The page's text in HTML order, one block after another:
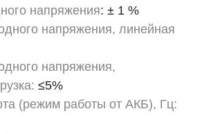
напряжения: ± 1 %
напряжения, линейная
напряжения,
≤5%
(режим работы от АКБ), Гц: